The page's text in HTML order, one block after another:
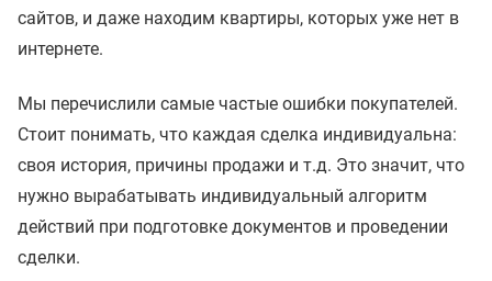
сайтов, и даже находим квартиры, которых уже нет в
интернете.
Мы перечислили самые частые ошибки покупателей.
Стоит понимать, что каждая сделка индивидуальна:
своя история, причины продажи и т.д. Это значит, что
нужно вырабатывать индивидуальный алгоритм
действий при подготовке документов и проведении
сделки.